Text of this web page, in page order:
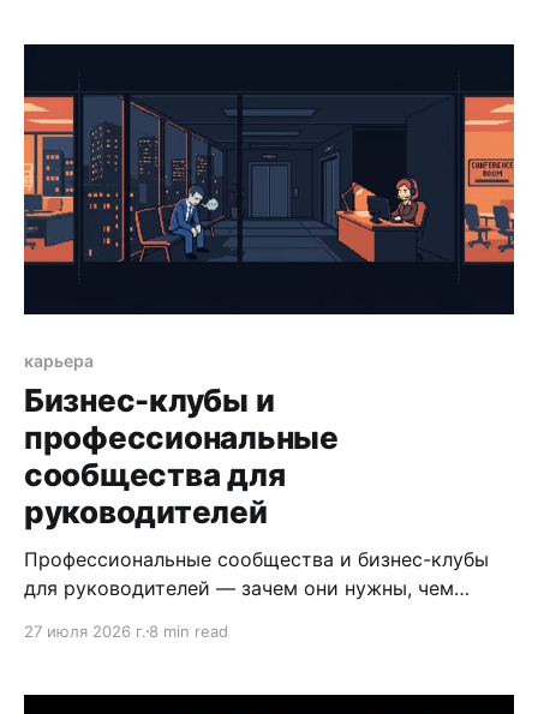
карьера
Бизнес-клубы и
профессиональные
сообщества для
руководителей
Профессиональные сообщества и бизнес-клубы
для руководителей — зачем они нужны, чем
нетворкинг как инструмент карьерной стратегии.
27 июля 2026 г. 8 min read